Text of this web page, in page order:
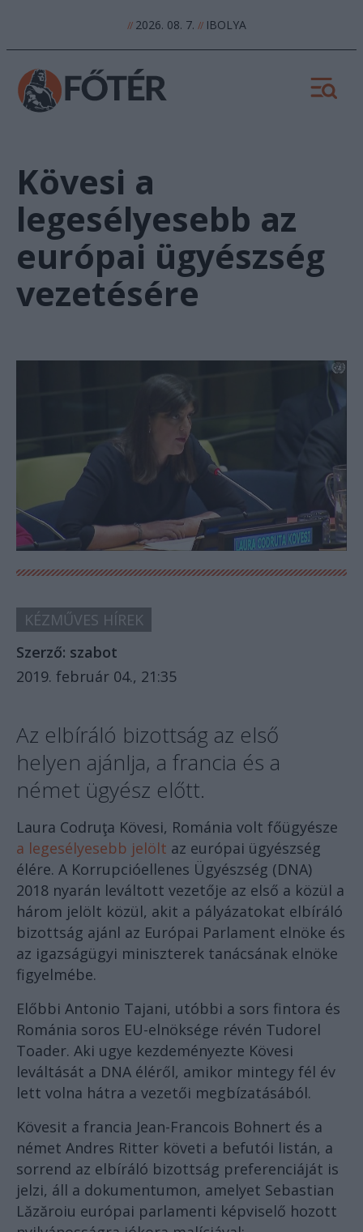
//2026. 08. 7. //IBOLYA
Kövesi a
legesélyesebb az
európai ügyészség
vezetésére
KÉZMŰVES HÍREK
Szerző: szabot
2019. február 04., 21:35
Az elbíráló bizottság az első
helyen ajánlja, a francia és a
német ügyész előtt.
Laura Codruţa Kövesi, Románia volt főügyésze
a legesélyesebb jelölt az európai ügyészség
élére. A Korrupcióellenes Ügyészség (DNA)
2018 nyarán leváltott vezetője az első a közül a
három jelölt közül, akit a pályázatokat elbíráló
bizottság ajánl az Európai Parlament elnöke és
az igazságügyi miniszterek tanácsának elnöke
figyelmébe.
Előbbi Antonio Tajani, utóbbi a sors fintora és
Románia soros EU-elnöksége révén Tudorel
Toader. Aki ugye kezdeményezte Kövesi
leváltását a DNA éléről, amikor mintegy fél év
lett volna hátra a vezetői megbízatásából.
Kövesit a francia Jean-Francois Bohnert és a
német Andres Ritter követi a befutói listán, a
sorrend az elbíráló bizottság preferenciáját is
jelzi, áll a dokumentumon, amelyet Sebastian
Lăzăroiu európai parlamenti képviselő hozott